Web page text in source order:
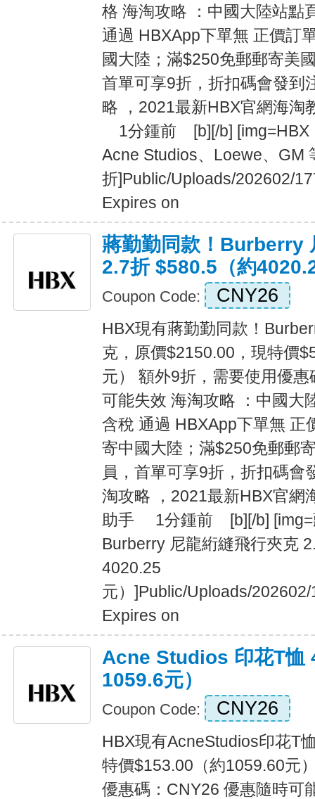
格 海淘攻略 ：中國大陸站點
通過 HBXApp下單無 正價訂
國大陸；滿$250免郵郵寄美
首單可享9折，折扣碼會發到
略 ，2021最新HBX官網
1分鍾前 [b][/b] [img=HBX
Acne Studios、Loewe、GM
折]Public/Uploads/202602/
Expires on
蔣勤勤同款！Burberry
2.7折 $580.5（約
Coupon Code: CNY26
HBX現有蔣勤勤同款！
克，原價$2150.00，現特價
元） 額外9折，需要使用優
可能失效 海淘攻略 ：中國大
含稅 通過 HBXApp下單無 正
寄中國大陸；滿$250免郵郵
員，首單可享9折，折扣碼會
淘攻略 ，2021最新HBX
助手 1分鍾前 [b][/b] [img=
Burberry 尼龍絎縫飛行夾克
4020.25
元）]Public/Uploads/
Expires on
Acne Studios 印花T恤
1059.6元）
Coupon Code: CNY26
HBX現有AcneStudios印花T
特價$153.00（約1059.60元
優惠碼：CNY26 優惠隨時可